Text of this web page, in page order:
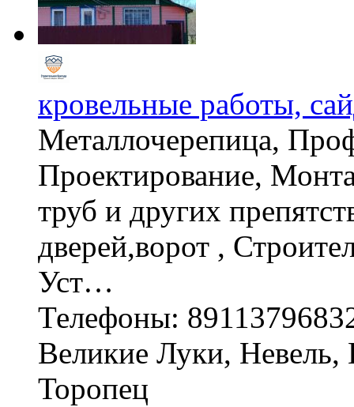
кровельные работы,
Металлочерепица,
Проектирование,
труб и других
дверей,ворот ,
Уст…
Телефоны:
Великие Луки,
Торопец